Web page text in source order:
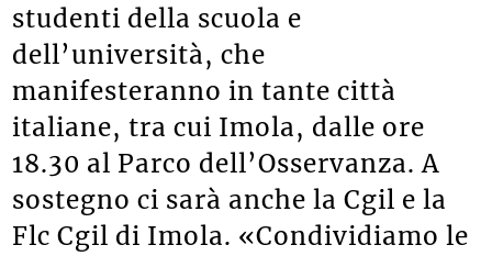
studenti della scuola e
dell’università, che
manifesteranno in tante città
italiane, tra cui Imola, dalle ore
18.30 al Parco dell’Osservanza. A
sostegno ci sarà anche la Cgil e la
Flc Cgil di Imola. «Condividiamo le